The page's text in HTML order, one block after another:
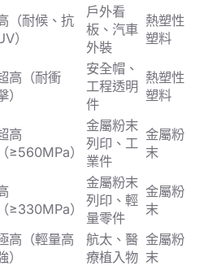
（耐候、抗
）
戶外看
板、汽車
外裝
熱塑性
塑料
高（耐衝
）
安全帽、
工程透明
件
熱塑性
塑料
高
（≥560MPa）
金屬粉末
列印、工
業件
金屬粉
末
（≥330MPa）
金屬粉末
列印、輕
量零件
金屬粉
末
高（輕量高
）
航太、醫
療植入物
金屬粉
末